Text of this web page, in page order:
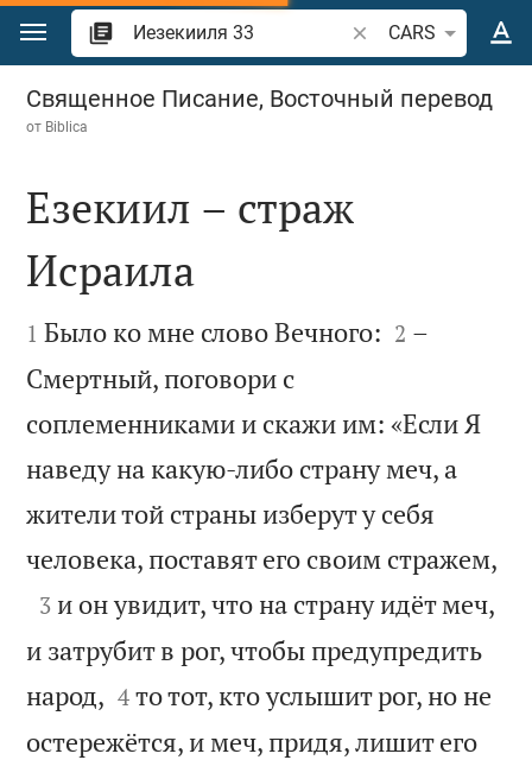
Перейти к содержанию
Поиск по отрывку
CARS
Иезекииля 33
Священное Писание, Восточный перевод
от Biblica

Езекиил – страж
Исраила

1 Было ко мне слово Вечного: 

2 –
Смертный, поговори с
соплеменниками и скажи им: «Если Я
наведу на какую-либо страну меч, а
жители той страны изберут у себя
человека, поставят его своим стражем,

3 и он увидит, что на страну идёт меч,
и затрубит в рог, чтобы предупредить
народ, 

4 то тот, кто услышит рог, но не
остережётся, и меч, придя, лишит его